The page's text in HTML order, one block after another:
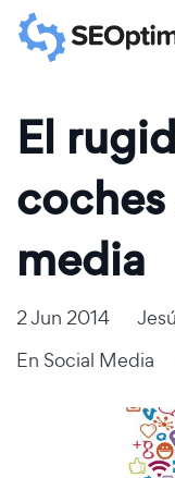
El
media
2 Jun 2014
En Social Media